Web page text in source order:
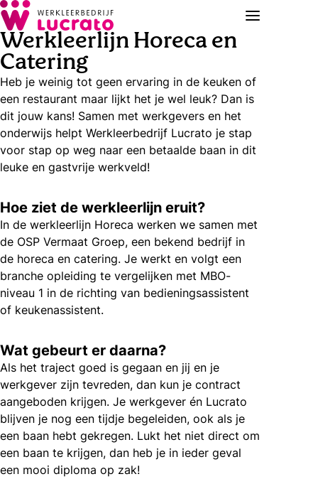
Werkleerlijn Horeca en
Catering
Heb je weinig tot geen ervaring in de keuken of
een restaurant maar lijkt het je wel leuk? Dan is
dit jouw kans! Samen met werkgevers en het
onderwijs helpt Werkleerbedrijf Lucrato je stap
voor stap op weg naar een betaalde baan in dit
leuke en gastvrije werkveld!
Hoe ziet de werkleerlijn eruit?
In de werkleerlijn Horeca werken we samen met
de OSP Vermaat Groep, een bekend bedrijf in
de horeca en catering. Je werkt en volgt een
branche opleiding te vergelijken met MBO-
niveau 1 in de richting van bedieningsassistent
of keukenassistent.
Wat gebeurt er daarna?
Als het traject goed is gegaan en jij en je
werkgever zijn tevreden, dan kun je contract
aangeboden krijgen. Je werkgever én Lucrato
blijven je nog een tijdje begeleiden, ook als je
een baan hebt gekregen. Lukt het niet direct om
een baan te krijgen, dan heb je in ieder geval
een mooi diploma op zak!